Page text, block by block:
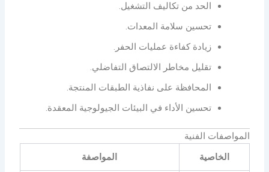
الحد من تكاليف التشغيل.
تحسين سلامة المعدات.
زيادة كفاءة عمليات الحفر.
تقليل مخاطر الالتصاق التفاضلي.
المحافظة على نفاذية الطبقات المنتجة.
تحسين الأداء في البيئات الجيولوجية المعقدة.
المواصفات الفنية
الخاصية
المواصفة